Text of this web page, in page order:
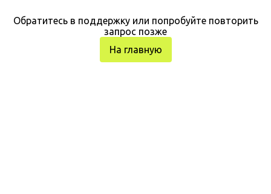
Обратитесь в поддержку или попробуйте повторить
запрос позже
На главную